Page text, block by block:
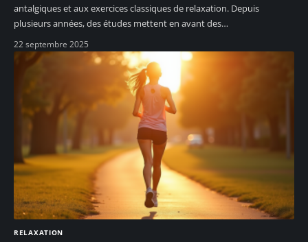
antalgiques et aux exercices classiques de relaxation. Depuis
plusieurs années, des études mettent en avant des…
22 septembre 2025
RELAXATION